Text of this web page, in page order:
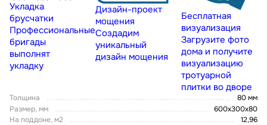
Укладка
брусчатки
Профессиональные
бригады
выполнят
укладку
Дизайн-проект
мощения
Создадим
уникальный
дизайн мощения
Бесплатная
визуализация
Загрузите фото
дома и получите
визуализацию
тротуарной
плитки во дворе
Толщина
80 мм
Размер, мм
600х300х80
На поддоне, м2
12,96